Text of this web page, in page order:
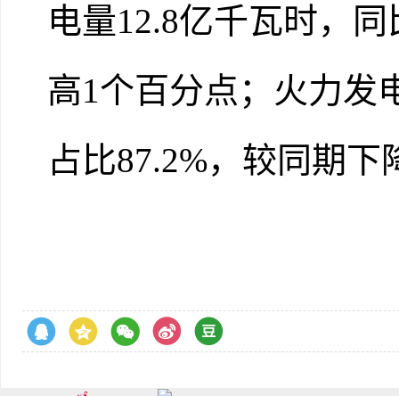
电量12.8亿千瓦时，
高1个百分点；火力发
占比87.2%，较同期下